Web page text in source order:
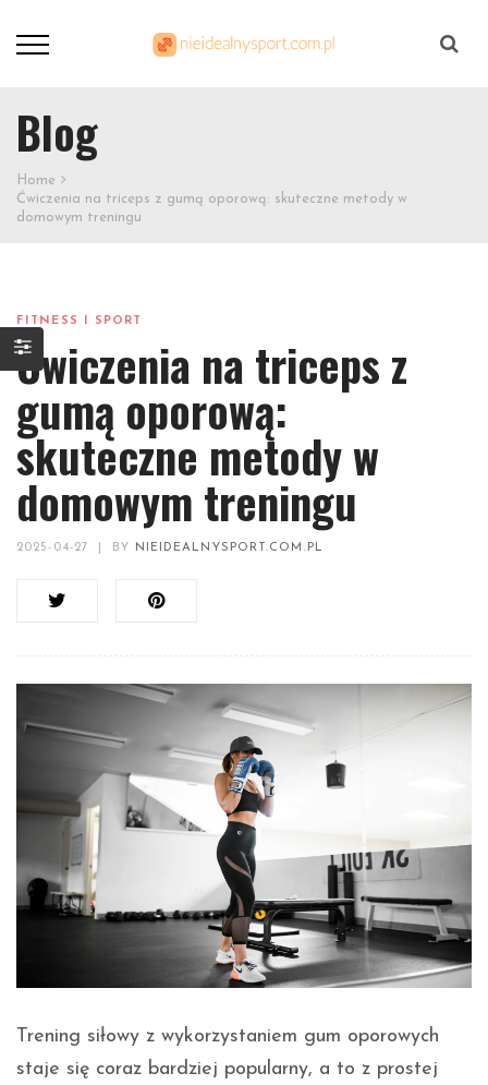
Blog
Home
Ćwiczenia na triceps z gumą oporową: skuteczne metody w
domowym treningu
FITNESS I SPORT
Ćwiczenia na triceps z
gumą oporową:
skuteczne metody w
domowym treningu
2025-04-27 BY NIEIDEALNYSPORT.COM.PL
Trening siłowy z wykorzystaniem gum oporowych
staje się coraz bardziej popularny, a to z prostej